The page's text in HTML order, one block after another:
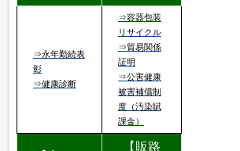
⇒永年勤続表
彰
⇒健康診断
⇒容器包装
リサイクル
⇒貿易関係
証明
⇒公害健康
被害補償制
度（汚染賦
課金）
【販路